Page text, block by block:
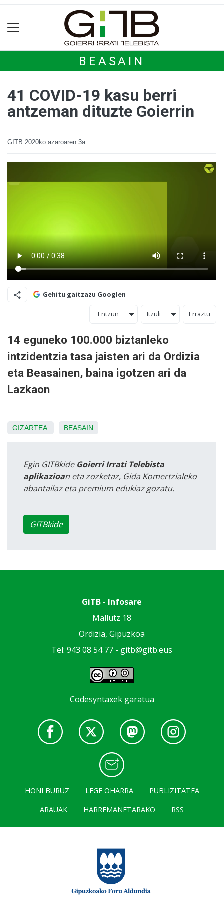
BEASAIN
41 COVID-19 kasu berri
antzeman dituzte Goierrin
GITB 2020ko azaroaren 3a
Gehitu gaitzazu Googlen
Entzun Itzuli Erraztu
14 eguneko 100.000 biztanleko
intzidentzia tasa jaisten ari da Ordizia
eta Beasainen, baina igotzen ari da
Lazkaon
GIZARTEA BEASAIN
Egin GITBkide Goierri Irrati Telebista
aplikazioan eta zozketaz, Gida Komertzialeko
abantailaz eta premium edukiaz gozatu.
GITBkide
GiTB - Infosare
Mallutz 18
Ordizia, Gipuzkoa
Tel: 943 08 54 77 - gitb@gitb.eus
Codesyntaxek garatua
HONI BURUZ LEGE OHARRA
PUBLIZITATEA
ARAUAK
HARREMANETARAKO RSS